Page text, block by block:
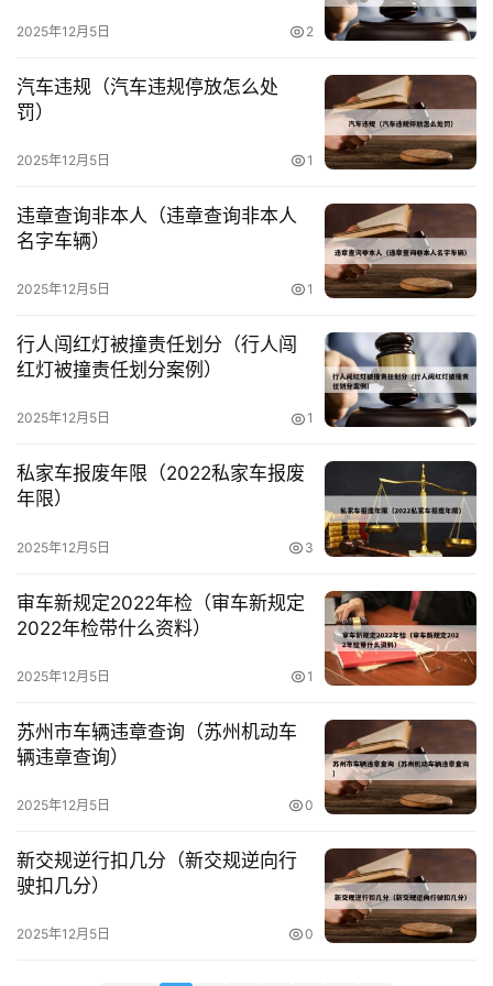
首
讯
律
讯
用
投
稿
2025年12月5日 2
汽车违规（汽车违规停放怎么处
罚）
2025年12月5日 1
违章查询非本人（违章查询非本人
名字车辆）
2025年12月5日 1
行人闯红灯被撞责任划分（行人闯
红灯被撞责任划分案例）
2025年12月5日 1
私家车报废年限（2022私家车报废
年限）
2025年12月5日 3
审车新规定2022年检（审车新规定
2022年检带什么资料）
2025年12月5日 1
苏州市车辆违章查询（苏州机动车
辆违章查询）
2025年12月5日 0
新交规逆行扣几分（新交规逆向行
驶扣几分）
2025年12月5日 0